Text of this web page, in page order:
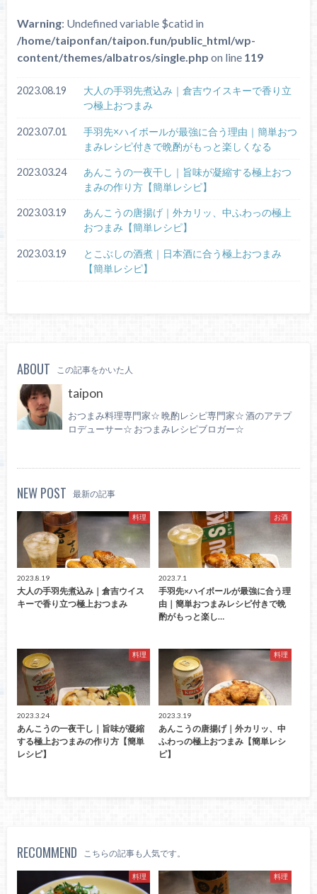
Warning: Undefined variable $catid in
/home/taiponfan/taipon.fun/public_html/wp-
content/themes/albatros/single.php on line 119
2023.08.19
大人の手羽先煮込み｜倉吉ウイスキーで香り立
つ極上おつまみ
2023.07.01
手羽先×ハイボールが最強に合う理由｜簡単おつ
まみレシピ付きで晩酌がもっと楽しくなる
2023.03.24
あんこうの一夜干し｜旨味が凝縮する極上おつ
まみの作り方【簡単レシピ】
2023.03.19
あんこうの唐揚げ｜外カリッ、中ふわっの極上
おつまみ【簡単レシピ】
2023.03.19
とこぶしの酒煮｜日本酒に合う極上おつまみ
【簡単レシピ】
ABOUT この記事をかいた人
taipon
おつまみ料理専門家☆ 晩酌レシピ専門家☆ 酒のアテプ
ロデューサー☆ おつまみレシピブロガー☆
NEW POST 最新の記事
料理
2023.8.19
大人の手羽先煮込み｜倉吉ウイス
キーで香り立つ極上おつまみ
お酒
2023.7.1
手羽先×ハイボールが最強に合う理
由｜簡単おつまみレシピ付きで晩
酌がもっと楽し…
料理
2023.3.24
あんこうの一夜干し｜旨味が凝縮
する極上おつまみの作り方【簡単
レシピ】
料理
2023.3.19
あんこうの唐揚げ｜外カリッ、中
ふわっの極上おつまみ【簡単レシ
ピ】
RECOMMEND こちらの記事も人気です。
料理 料理